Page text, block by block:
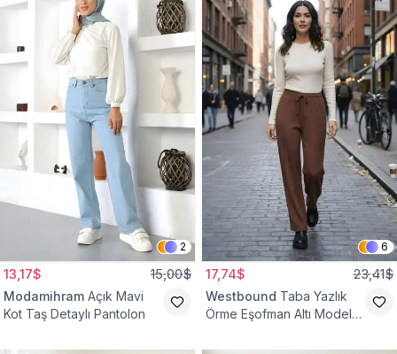
2
13,17$ 15,00$
Modamihram Açık Mavi
Kot Taş Detaylı Pantolon
6
17,74$ 23,41$
Westbound Taba Yazlık
Örme Eşofman Altı Model